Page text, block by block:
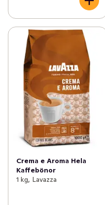
Crema e Aroma Hela
Kaffebönor
1 kg, Lavazza